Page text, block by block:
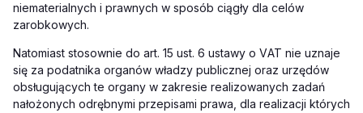
niematerialnych i prawnych w sposób ciągły dla celów
zarobkowych.
Natomiast stosownie do art. 15 ust. 6 ustawy o VAT nie uznaje
się za podatnika organów władzy publicznej oraz urzędów
obsługujących te organy w zakresie realizowanych zadań
nałożonych odrębnymi przepisami prawa, dla realizacji których